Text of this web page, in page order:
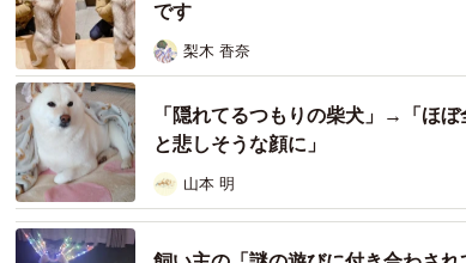
です
梨木 香奈
「隠れてるつもりの柴犬」→「ほ
と悲しそうな顔に」
山本 明